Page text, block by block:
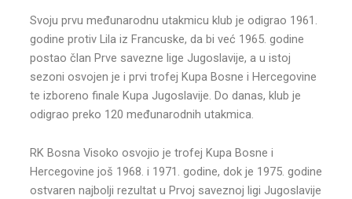
Svoju prvu međunarodnu utakmicu klub je odigrao 1961.
godine protiv Lila iz Francuske, da bi već 1965. godine
postao član Prve savezne lige Jugoslavije, a u istoj
sezoni osvojen je i prvi trofej Kupa Bosne i Hercegovine
te izboreno finale Kupa Jugoslavije. Do danas, klub je
odigrao preko 120 međunarodnih utakmica.
RK Bosna Visoko osvojio je trofej Kupa Bosne i
Hercegovine još 1968. i 1971. godine, dok je 1975. godine
ostvaren najbolji rezultat u Prvoj saveznoj ligi Jugoslavije